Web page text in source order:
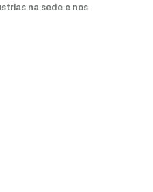
na sede e nos